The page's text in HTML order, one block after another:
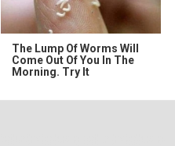
The Lump Of Worms Will
Come Out Of You In The
Morning. Try It